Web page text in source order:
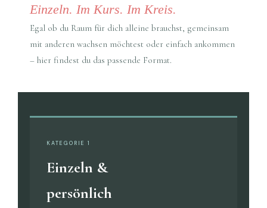
Einzeln. Im Kurs. Im Kreis.
Egal ob du Raum für dich alleine brauchst, gemeinsam
mit anderen wachsen möchtest oder einfach ankommen
– hier findest du das passende Format.
KATEGORIE 1
Einzeln &
persönlich